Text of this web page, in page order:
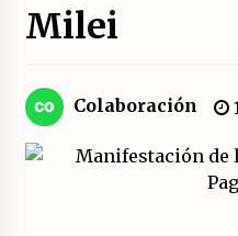
del PCE no
20/07/
Milei
Colaboración